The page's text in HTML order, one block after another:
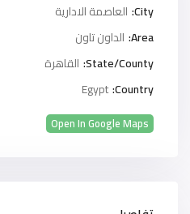
City: العاصمة الادارية
Area: الداون تاون
State/County: القاهرة
Country:
Egypt
Open In Google Maps